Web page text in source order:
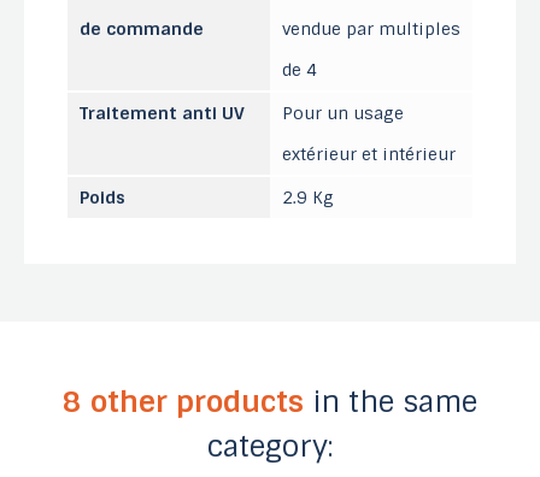
de commande
vendue par multiples
de 4
Traitement anti UV
Pour un usage
extérieur et intérieur
Poids
2.9 Kg
8 other products in the same
category: